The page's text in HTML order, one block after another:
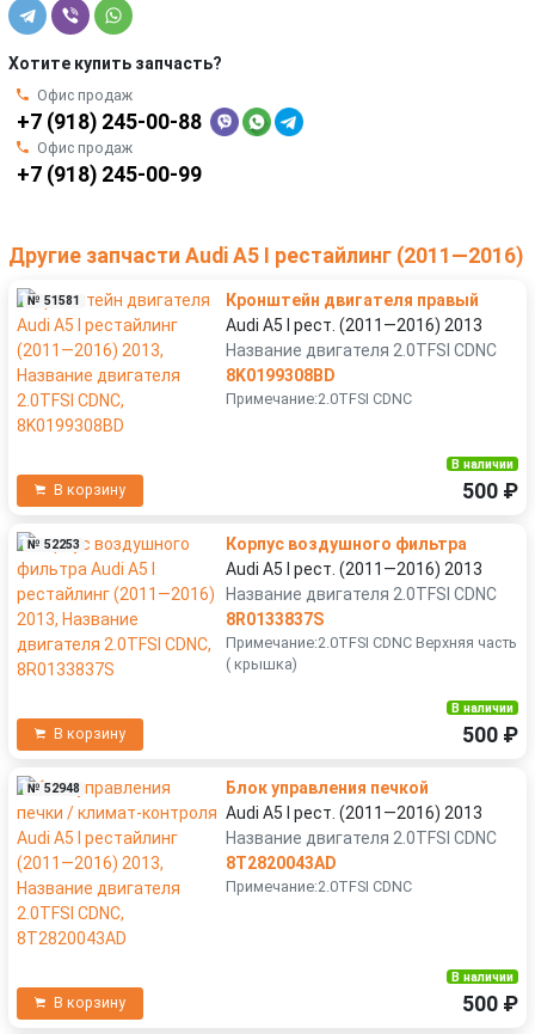
Хотите купить запчасть?
Офис продаж
+7 (918) 245-00-88
Офис продаж
+7 (918) 245-00-99
Другие запчасти Audi A5 I рестайлинг (2011—2016)
№ 51581
Кронштейн двигателя правый
Audi A5 I рест. (2011—2016) 2013
Название двигателя 2.0TFSI CDNC
8K0199308BD
Примечание:2.0TFSI CDNC
В корзину
В наличии
500 ₽
№ 52253
Корпус воздушного фильтра
Audi A5 I рест. (2011—2016) 2013
Название двигателя 2.0TFSI CDNC
8R0133837S
Примечание:2.0TFSI CDNC Верхняя часть
( крышка)
В корзину
В наличии
500 ₽
№ 52948
Блок управления печкой
Audi A5 I рест. (2011—2016) 2013
Название двигателя 2.0TFSI CDNC
8T2820043AD
Примечание:2.0TFSI CDNC
В корзину
В наличии
500 ₽